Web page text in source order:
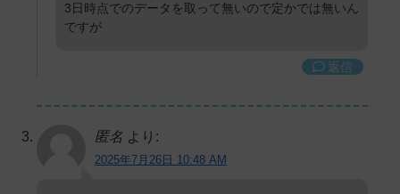
3日時点でのデータを取って無いので定かでは無いん
ですが
返信
匿名 より:
2025年7月26日 10:48 AM